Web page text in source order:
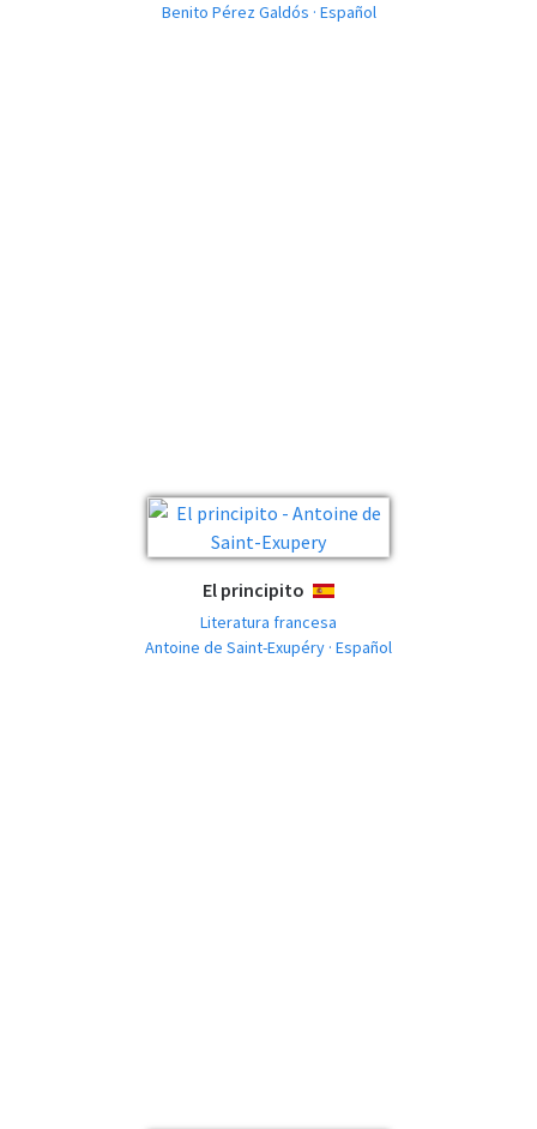
Benito Pérez Galdós · Español
El principito ESPAÑOL
Literatura francesa
Antoine de Saint-Exupéry · Español